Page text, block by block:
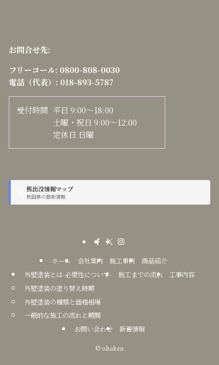
お問合せ先:
フリーコール: 0800-808-0030
電話（代表）: 018-893-5787
受付時間 平日 9:00～18:00
土曜・祝日 9:00～12:00
定休日 日曜
熊出没情報マップ
秋田県の最新情報
ホーム 会社案内 施工事例
商品紹介
外壁塗装とは-必要性について-
外壁塗装の塗り替え時期
外壁塗装の種類と価格相場
一般的な施工の流れと期間
施工までの流れ 工事内容
お問い合わせ 新着情報
© obaken